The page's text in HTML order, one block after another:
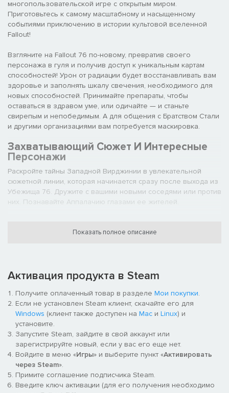
многопользовательской игре с открытым миром.
Приготовьтесь к самому масштабному и насыщенному
событиями приключению в истории культовой вселенной
Fallout!
Взгляните на Fallout 76 по-новому, превратив своего
персонажа в гуля и получив доступ к уникальным картам
способностей! Урон от радиации будет восстанавливать вам
здоровье и заполнять шкалу свечения, необходимого для
новых способностей. Принимайте препараты, чтобы
оставаться в здравом уме, или одичайте — и станьте
свирепым и непобедимым. А для общения с Братством Стали
и другими организациями вам потребуется маскировка.
Захватывающий Сюжет И Интересные
Персонажи
Раскройте тайны Западной Вирджинии в увлекательной
сюжетной линии, которая начинается сразу после выхода из
Убежища 76. Дружите с вашими новыми соседями или против
них. Познавайте Аппалачию глазами ее жителей.
Набирайте уровни на протяжении сезона, проходите
Многопользовательская Ролевая Игра
Создайте персонажа при помощи системы S.P.E.C.I.A.L. и
отправляйтесь зарабатывать себе имя в неизведанные
дикие пустоши, где вас ждут сотни локаций. Неважно,
путешествуете ли вы в одиночку или с друзьями, — ваша
история в мире Fallout будет уникальной.
Горное Великолепие
В Fallout 76 представлены шесть регионов Западной
Вирджинии, от лесов Аппалачии до зловонных багряных
топей Клюквенного болота. В каждом уголке игрового мира
Показать полное описание
Активация продукта в Steam
Получите оплаченный товар в разделе Мои покупки.
Если не установлен Steam клиент, скачайте его для
Windows (клиент также доступен на Mac и Linux) и
установите.
Запустите Steam, зайдите в свой аккаунт или
зарегистрируйте новый, если у вас его еще нет.
Войдите в меню «Игры» и выберите пункт «Активировать
через Steam».
Примите соглашение подписчика Steam.
Введите ключ активации (для его получения необходимо